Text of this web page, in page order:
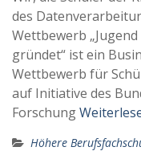
des
Wettbewerb
gründet“ ist ein
Wettbewerb für
auf Initiative des
Forschung
Höhere